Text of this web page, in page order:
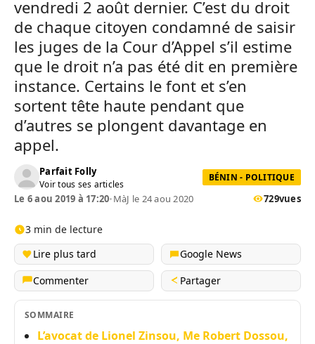
vendredi 2 août dernier. C’est du droit
de chaque citoyen condamné de saisir
les juges de la Cour d’Appel s’il estime
que le droit n’a pas été dit en première
instance. Certains le font et s’en
sortent tête haute pendant que
d’autres se plongent davantage en
appel.
Parfait Folly
Voir tous ses articles
BÉNIN - POLITIQUE
Le 6 aou 2019 à 17:20•MàJ le 24 aou 2020 729vues
3 min de lecture
Lire plus tard
Google News
Commenter
Partager
SOMMAIRE
L’avocat de Lionel Zinsou, Me Robert Dossou,